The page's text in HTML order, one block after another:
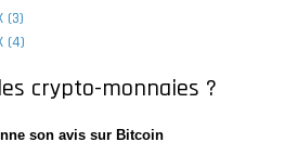
(3)
(4)
crypto-monnaies ?
son avis sur Bitcoin